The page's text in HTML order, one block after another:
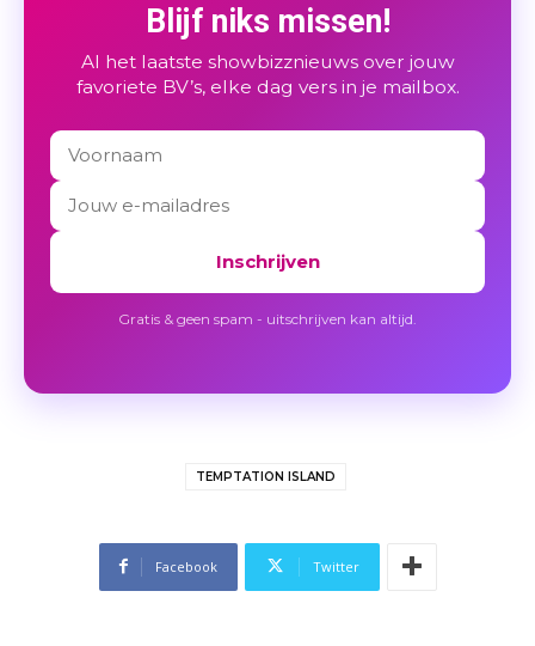
Blijf niks missen!
Al het laatste showbizznieuws over jouw
favoriete BV’s, elke dag vers in je mailbox.
Inschrijven
Gratis & geen spam - uitschrijven kan altijd.
TEMPTATION ISLAND
Facebook Twitter